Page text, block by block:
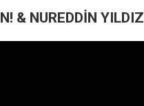
& NUREDDİN YILDIZ